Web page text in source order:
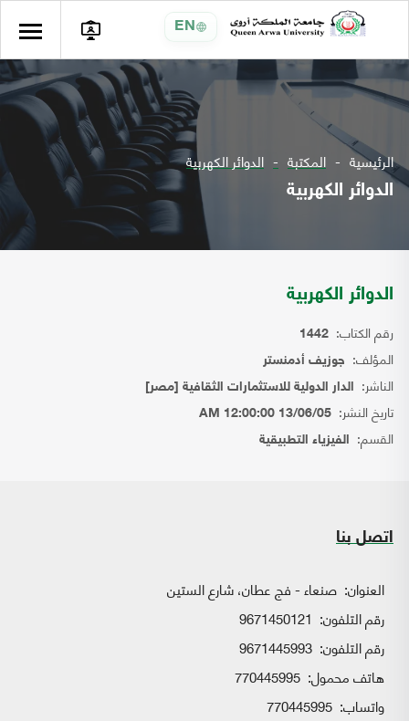
EN
الرئيسية المكتبة الدوائر الكهربية
الدوائر الكهربية
الدوائر الكهربية
رقم الكتاب: 1442
المؤلف: جوزيف أدمنستر
الناشر: الدار الدولية للاستثمارات الثقافية [مصر]
تاريخ النشر: 13/06/05 12:00:00 AM
القسم: الفيزياء التطبيقية
اتصل بنا
العنوان: صنعاء - فج عطان، شارع الستين
رقم التلفون: 9671450121
رقم التلفون: 9671445993
هاتف محمول: 770445995
واتساب: